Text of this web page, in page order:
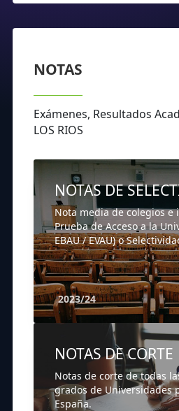
NOTAS
Exámenes, Resultados
LOS RIOS
NOTAS DE
Nota media de colegios e
Prueba de Acceso a la
EBAU / EVAU) o
2023/24
NOTAS DE CORTE
Notas de corte de todas
grados de Universidades
España.